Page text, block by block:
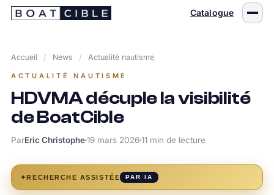
Passer
Catalogue
Accueil / News / Actualité nautisme
ACTUALITÉ NAUTISME
HDVMA décuple la visibilité
de BoatCible
ParEric Christophe19 mars 202611 min de lecture
✦RECHERCHE ASSISTÉE PAR IA